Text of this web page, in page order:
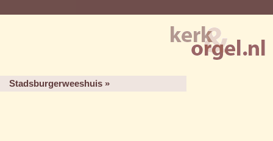
Stadsburgerweeshuis »